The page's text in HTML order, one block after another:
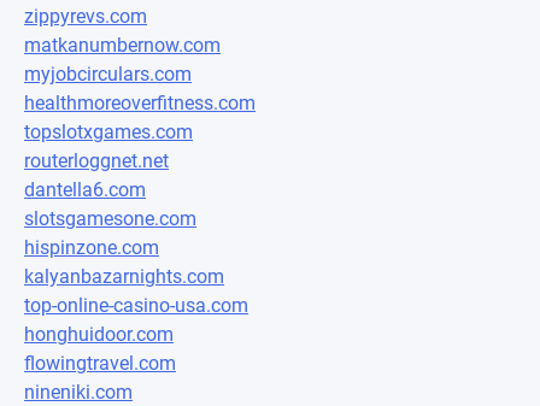
zippyrevs.com
matkanumbernow.com
myjobcirculars.com
healthmoreoverfitness.com
topslotxgames.com
routerloggnet.net
dantella6.com
slotsgamesone.com
hispinzone.com
kalyanbazarnights.com
top-online-casino-usa.com
honghuidoor.com
flowingtravel.com
nineniki.com